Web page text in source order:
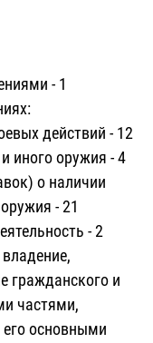
- 1
действий - 12
иного оружия - 4
о наличии
- 21
- 2
гражданского и
частями,
основными